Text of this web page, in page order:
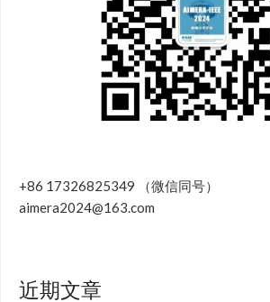
+86 17326825349 （微信同号）
aimera2024@163.com
近期文章